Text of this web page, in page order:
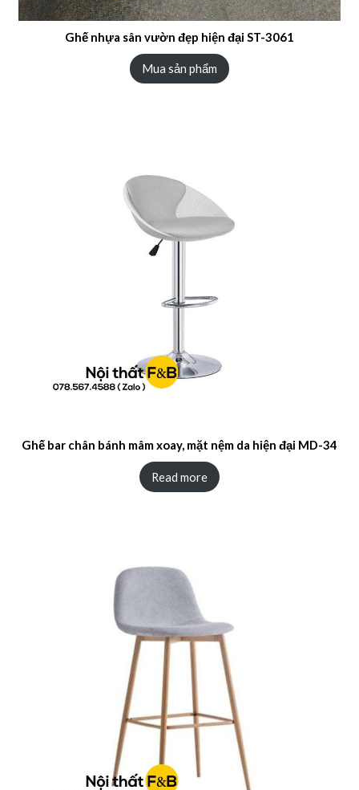
Ghế nhựa sân vườn đẹp hiện đại ST-3061
Mua sản phẩm
Ghế bar chân bánh mâm xoay, mặt nệm da hiện đại MD-34
Read more